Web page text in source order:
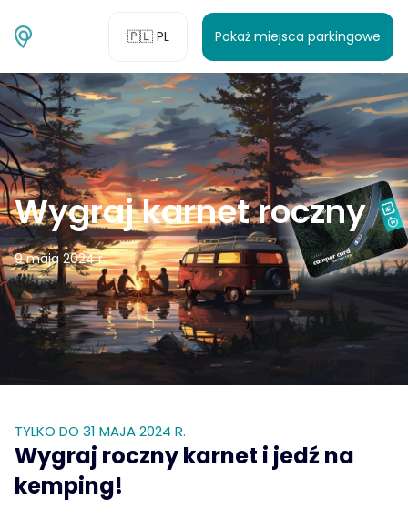
🇵🇱 PL Pokaż miejsca parkingowe
Wygraj karnet roczny
9 maja 2024 r.
TYLKO DO 31 MAJA 2024 R.
Wygraj roczny karnet i jedź na
kemping!